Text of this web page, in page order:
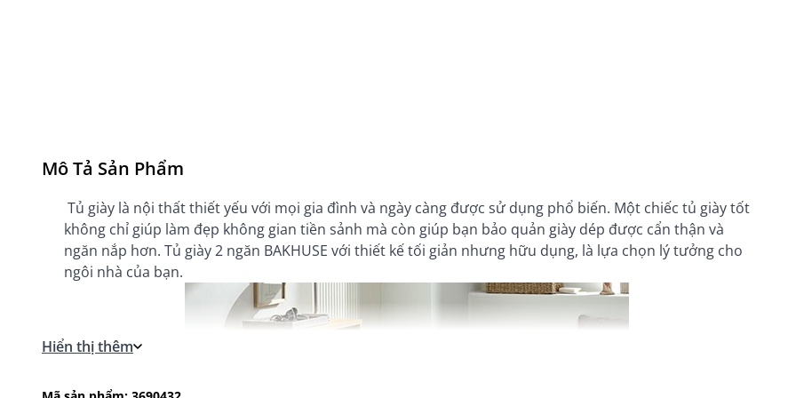
Mô Tả Sản Phẩm
Tủ giày là nội thất thiết yếu với mọi gia đình và ngày càng được sử dụng phổ biến. Một chiếc tủ giày tốt
không chỉ giúp làm đẹp không gian tiền sảnh mà còn giúp bạn bảo quản giày dép được cẩn thận và
ngăn nắp hơn. Tủ giày 2 ngăn BAKHUSE với thiết kế tối giản nhưng hữu dụng, là lựa chọn lý tưởng cho
ngôi nhà của bạn.
Hiển thị thêm